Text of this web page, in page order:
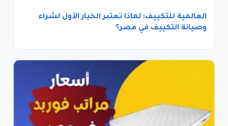
العالمية للتكييف: لماذا تعتبر الخيار الأول لشراء
وصيانة التكييف في مصر؟